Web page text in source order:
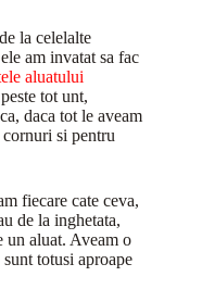
la celelalte
am invatat sa fac
aluatului
tot unt,
daca tot le aveam
si pentru
fiecare cate ceva,
de la inghetata,
un aluat. Aveam o
totusi aproape